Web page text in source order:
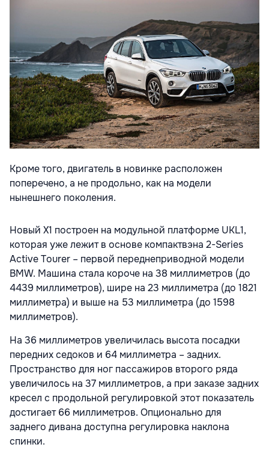
Кроме того, двигатель в новинке расположен
поперечено, а не продольно, как на модели
нынешнего поколения.
Новый X1 построен на модульной платформе UKL1,
которая уже лежит в основе компактвэна 2-Series
Active Tourer – первой переднеприводной модели
BMW. Машина стала короче на 38 миллиметров (до
4439 миллиметров), шире на 23 миллиметра (до 1821
миллиметра) и выше на 53 миллиметра (до 1598
миллиметров).
На 36 миллиметров увеличилась высота посадки
передних седоков и 64 миллиметра – задних.
Пространство для ног пассажиров второго ряда
увеличилось на 37 миллиметров, а при заказе задних
кресел с продольной регулировкой этот показатель
достигает 66 миллиметров. Опционально для
заднего дивана доступна регулировка наклона
спинки.